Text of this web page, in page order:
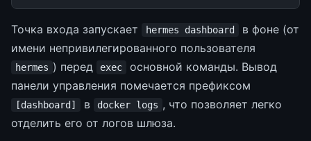
Точка входа запускает hermes dashboard
в фоне (от
имени непривилегированного пользователя
hermes ) перед exec
основной команды. Вывод
панели управления помечается префиксом
[dashboard] в docker logs , что позволяет легко
отделить его от логов шлюза.